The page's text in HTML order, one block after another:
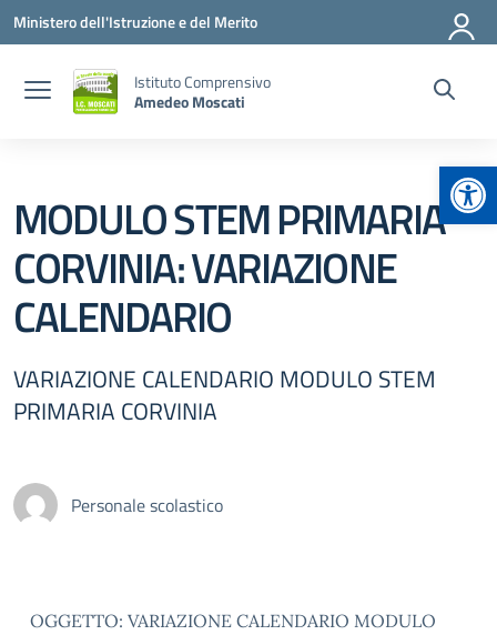
Vai ai contenuti
Vai al menu di navigazione
Vai al footer
Ministero dell'Istruzione e del Merito
Istituto Comprensivo
Amedeo Moscati
MODULO STEM PRIMARIA
CORVINIA: VARIAZIONE
CALENDARIO
VARIAZIONE CALENDARIO MODULO STEM
PRIMARIA CORVINIA
Personale scolastico
OGGETTO: VARIAZIONE CALENDARIO MODULO